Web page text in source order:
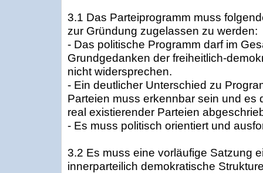
3.1 Das Parteiprogramm muss
zur Gründung zugelassen zu werden:
- Das politische Programm darf im
Grundgedanken der freiheitlich-
nicht widersprechen.
- Ein deutlicher Unterschied zu
Parteien muss erkennbar sein und es
real existierender Parteien
- Es muss politisch orientiert und
3.2 Es muss eine vorläufige Satzung
innerparteilich demokratische